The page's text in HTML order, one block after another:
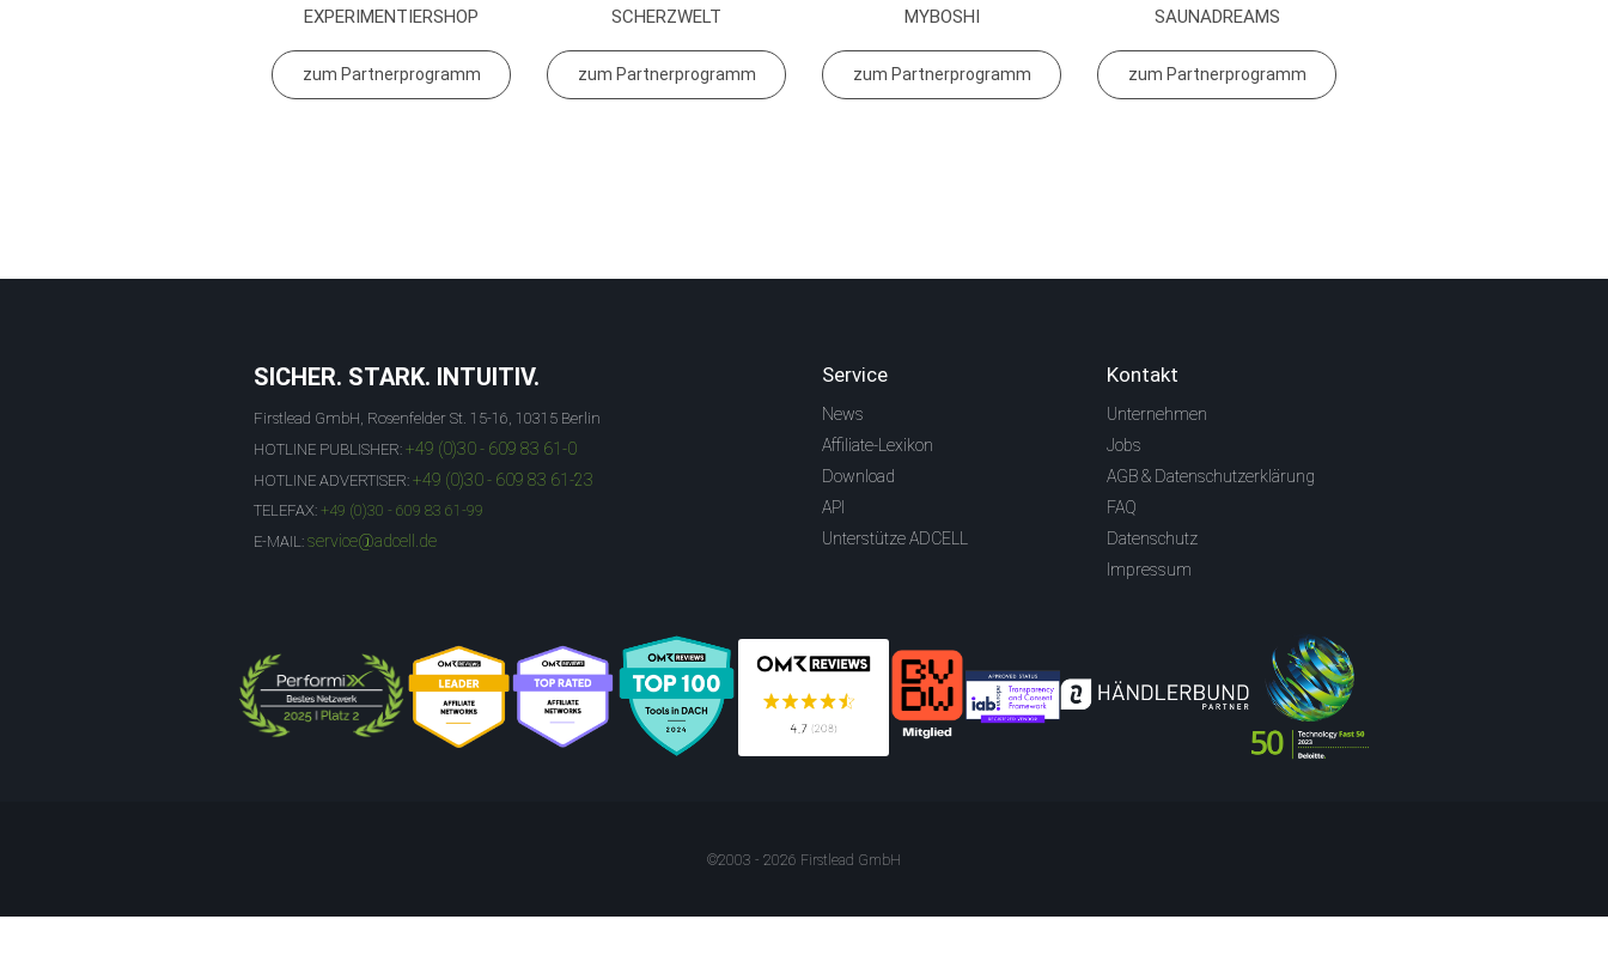
EXPERIMENTIERSHOP
zum Partnerprogramm
SCHERZWELT
zum Partnerprogramm
MYBOSHI
zum Partnerprogramm
SAUNADREAMS
zum Partnerprogramm
SICHER. STARK. INTUITIV.
Firstlead GmbH, Rosenfelder St. 15-16, 10315 Berlin
HOTLINE PUBLISHER: +49 (0)30 - 609 83 61-0
HOTLINE ADVERTISER: +49 (0)30 - 609 83 61-23
TELEFAX: +49 (0)30 - 609 83 61-99
E-MAIL: service@adcell.de
Service
News
Affiliate-Lexikon
Download
API
Unterstütze ADCELL
Kontakt
Unternehmen
Jobs
AGB & Datenschutzerklärung
FAQ
Datenschutz
Impressum
©2003 - 2026 Firstlead GmbH